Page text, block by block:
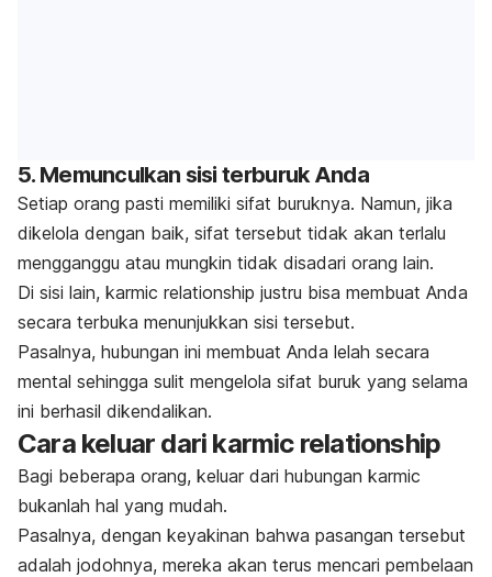
5. Memunculkan sisi terburuk Anda
Setiap orang pasti memiliki sifat buruknya. Namun, jika
dikelola dengan baik, sifat tersebut tidak akan terlalu
mengganggu atau mungkin tidak disadari orang lain.
Di sisi lain, karmic relationship justru bisa membuat Anda
secara terbuka menunjukkan sisi tersebut.
Pasalnya, hubungan ini membuat Anda lelah secara
mental sehingga sulit mengelola sifat buruk yang selama
ini berhasil dikendalikan.
Cara keluar dari karmic relationship
Bagi beberapa orang, keluar dari hubungan karmic
bukanlah hal yang mudah.
Pasalnya, dengan keyakinan bahwa pasangan tersebut
adalah jodohnya, mereka akan terus mencari pembelaan